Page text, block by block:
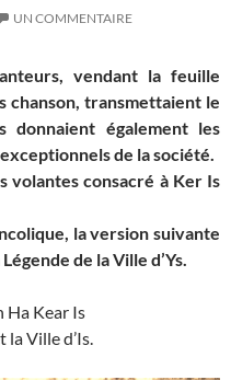
UN COMMENTAIRE
vendant la feuille
chanson, transmettaient le
donnaient également les
de la société.
volantes consacré à Ker Is
la version suivante
de la Ville d’Ys.
Ha Kear Is
la Ville d’Is.